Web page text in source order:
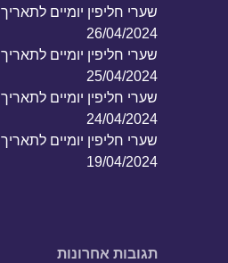
שערי חליפין יומיים לתאריך
26/04/2024
שערי חליפין יומיים לתאריך
25/04/2024
שערי חליפין יומיים לתאריך
24/04/2024
שערי חליפין יומיים לתאריך
19/04/2024
תגובות אחרונות